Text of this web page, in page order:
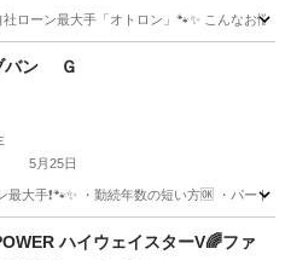
ローン最大手「オトロン」🐾✨ こんなお
バン Ｇ
5月25日
最大手❗️🐾✨ ・勤続年数の短い方🆗 ・パー
ハイウェイスターV🌈ファ